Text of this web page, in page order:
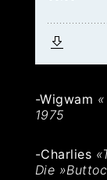
-Wigwam
1975
-Charlies
Die